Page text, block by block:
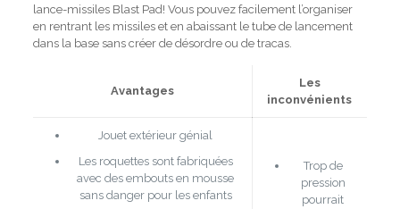
lance-missiles Blast Pad! Vous pouvez facilement l’organiser
en rentrant les missiles et en abaissant le tube de lancement
dans la base sans créer de désordre ou de tracas.
Avantages
Les
inconvénients
Jouet extérieur génial
Les roquettes sont fabriquées
avec des embouts en mousse
sans danger pour les enfants
Trop de
pression
pourrait